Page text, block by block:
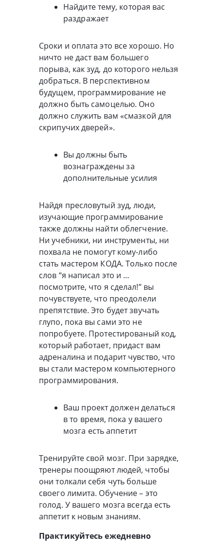
Найдите тему, которая вас
раздражает
Сроки и оплата это все хорошо. Но
ничто не даст вам большего
порыва, как зуд, до которого нельзя
добраться. В перспективном
будущем, программирование не
должно быть самоцелью. Оно
должно служить вам «смазкой для
скрипучих дверей».
Вы должны быть
вознаграждены за
дополнительные усилия
Найдя пресловутый зуд, люди,
изучающие программирование
также должны найти облегчение.
Ни учебники, ни инструменты, ни
похвала не помогут кому-либо
стать мастером КОДА. Только после
слов “я написал это и …
посмотрите, что я сделал!” вы
почувствуете, что преодолели
препятствие. Это будет звучать
глупо, пока вы сами это не
попробуете. Протестированый код,
который работает, придаст вам
адреналина и подарит чувство, что
вы стали мастером компьютерного
программирования.
Ваш проект должен делаться
в то время, пока у вашего
мозга есть аппетит
Тренируйте свой мозг. При зарядке,
тренеры поощряют людей, чтобы
они толкали себя чуть больше
своего лимита. Обучение – это
голод. У вашего мозга всегда есть
аппетит к новым знаниям.
Практикуйтесь ежедневно